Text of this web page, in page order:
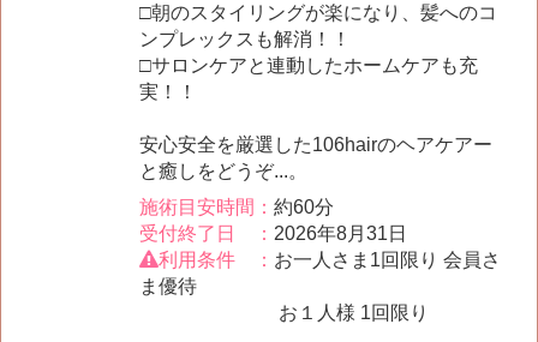
□朝のスタイリングが楽になり、髪へのコ
ンプレックスも解消！！
□サロンケアと連動したホームケアも充
実！！
安心安全を厳選した106hairのヘアケアー
と癒しをどうぞ...。
施術目安時間： 約60分
受付終了日 ： 2026年8月31日
利用条件 ： お一人さま1回限り 会員さ
ま優待
お１人様 1回限り